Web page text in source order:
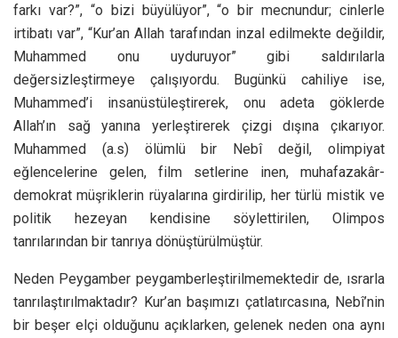
farkı var?”, “o bizi büyülüyor”, “o bir mecnundur; cinlerle
irtibatı var”, “Kur’an Allah tarafından inzal edilmekte değildir,
Muhammed onu uyduruyor” gibi saldırılarla
değersizleştirmeye çalışıyordu. Bugünkü cahiliye ise,
Muhammed’i insanüstüleştirerek, onu adeta göklerde
Allah’ın sağ yanına yerleştirerek çizgi dışına çıkarıyor.
Muhammed (a.s) ölümlü bir Nebî değil, olimpiyat
eğlencelerine gelen, film setlerine inen, muhafazakâr-
demokrat müşriklerin rüyalarına girdirilip, her türlü mistik ve
politik hezeyan kendisine söylettirilen, Olimpos
tanrılarından bir tanrıya dönüştürülmüştür.
Neden Peygamber peygamberleştirilmemektedir de, ısrarla
tanrılaştırılmaktadır? Kur’an başımızı çatlatırcasına, Nebî’nin
bir beşer elçi olduğunu açıklarken, gelenek neden ona aynı